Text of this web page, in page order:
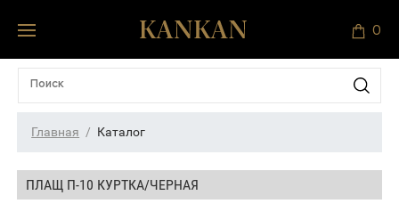
0
Главная Каталог
ПЛАЩ П-10 КУРТКА/ЧЕРНАЯ